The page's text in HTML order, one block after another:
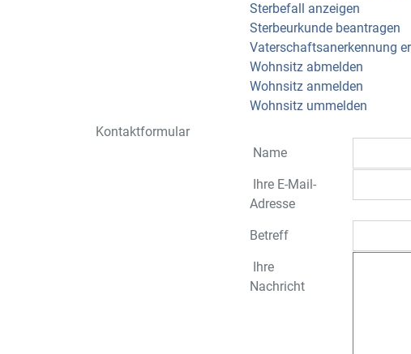
Sterbefall anzeigen
Sterbeurkunde beantragen
Vaterschaftsanerkennung
Wohnsitz abmelden
Wohnsitz anmelden
Wohnsitz ummelden
Kontaktformular
Name
Adresse
Betreff
Nachricht